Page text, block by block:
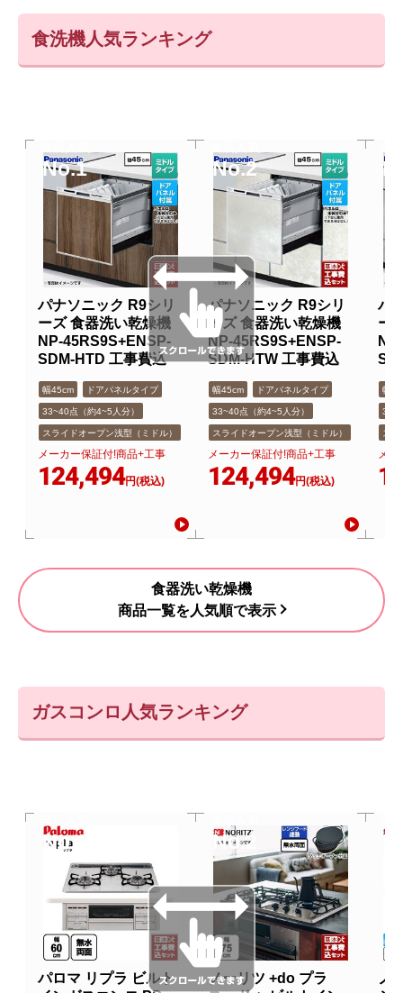
食洗機人気ランキング
No.1
パナソニック R9シリ
ーズ 食器洗い乾燥機
NP-45RS9S+ENSP-
SDM-HTD 工事費込
幅45cm ドアパネルタイプ
33~40点（約4~5人分）
スライドオープン浅型（ミドル）
メーカー保証付!商品+工事
124,494円(税込)
No.2
パナソニック R9シリ
ーズ 食器洗い乾燥機
NP-45RS9S+ENSP-
SDM-HTW 工事費込
幅45cm ドアパネルタイプ
33~40点（約4~5人分）
スライドオープン浅型（ミドル）
メーカー保証付!商品+工事
124,494円(税込)
パ
ー
幅
スラ
メー
食器洗い乾燥機
商品一覧を人気順で表示
ガスコンロ人気ランキング
No.1
パロマ リプラ ビルト
No.2
ノーリツ +do プラ
ノ